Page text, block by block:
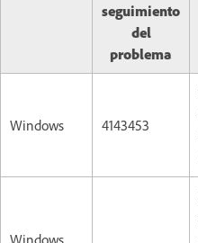
seguimiento
del
problema
Windows 4143453
Windows